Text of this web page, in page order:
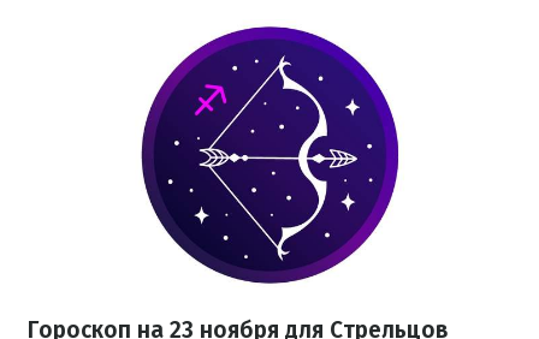
Гороскоп на 23 ноября для Стрельцов